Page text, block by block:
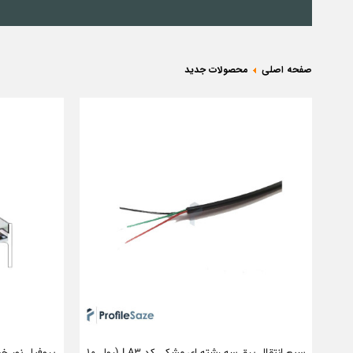
صفحه اصلی محصولات جدید